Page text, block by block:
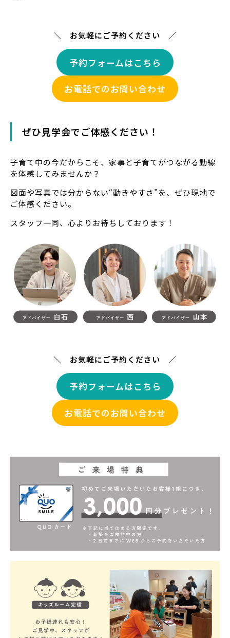
＼ お気軽にご予約ください ／
予約フォームはこちら
お電話でのお問い合わせ
ぜひ見学会でご体感ください！
子育て中の今だからこそ、家事と子育てがつながる動線
を体感してみませんか？
図面や写真では分からない“動きやすさ”を、ぜひ現地で
ご体感ください。
スタッフ一同、心よりお待ちしております！
＼ お気軽にご予約ください ／
予約フォームはこちら
お電話でのお問い合わせ